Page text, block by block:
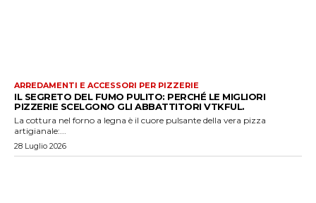
ARREDAMENTI E ACCESSORI PER PIZZERIE
IL SEGRETO DEL FUMO PULITO: PERCHÉ LE MIGLIORI
PIZZERIE SCELGONO GLI ABBATTITORI VTKFUL.
La cottura nel forno a legna è il cuore pulsante della vera pizza
artigianale:...
28 Luglio 2026